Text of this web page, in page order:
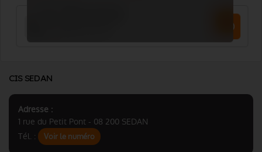
CIS SEDAN
Adresse :
1 rue du Petit Pont - 08 200 SEDAN
Tél. :
Voir le numéro